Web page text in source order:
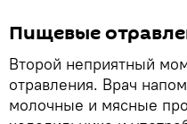
Пищевые
Второй неприятный
отравления. Врач
молочные и мясные